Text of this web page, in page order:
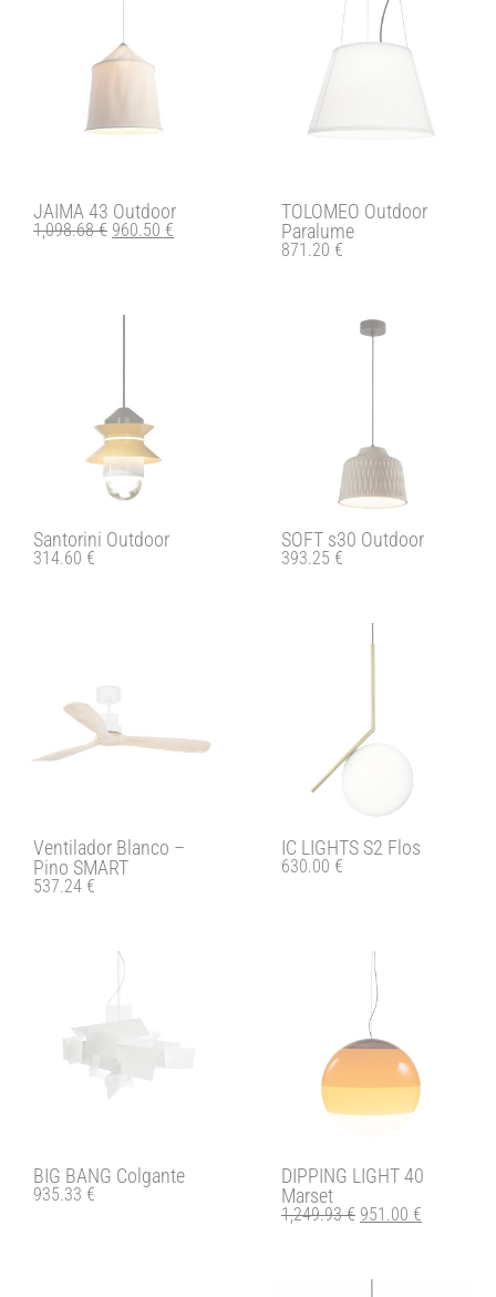
JAIMA 43 Outdoor
1,098.68€ 960.50 €
TOLOMEO Outdoor
Paralume
871.20 €
Santorini Outdoor
314.60 €
SOFT s30 Outdoor
393.25 €
Ventilador Blanco –
Pino SMART
537.24 €
IC LIGHTS S2 Flos
630.00 €
BIG BANG Colgante
935.33 €
DIPPING LIGHT 40
Marset
1,249.93€ 951.00 €